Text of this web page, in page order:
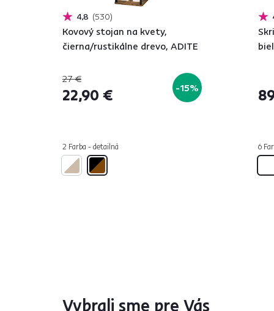
4,8 530
Kovový stojan na kvety,
čierna/rustikálne drevo, ADITE
27 €
22,90 € -15%
2 Farba - detailná 6
Vybrali sme pre Vás